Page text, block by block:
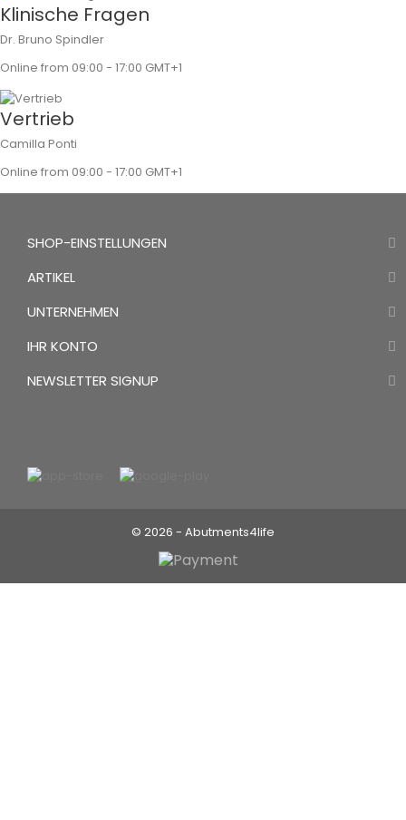
Klinische Fragen
Dr. Bruno Spindler
Online from 09:00 - 17:00 GMT+1
Vertrieb
Camilla Ponti
Online from 09:00 - 17:00 GMT+1
SHOP-EINSTELLUNGEN
ARTIKEL
UNTERNEHMEN
IHR KONTO
NEWSLETTER SIGNUP
© 2026 - Abutments4life